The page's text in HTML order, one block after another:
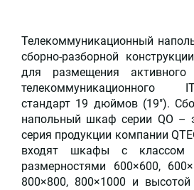
Телекоммуникационный
сборно-разборной
для размещения активного
телекоммуникационного IT-
стандарт 19 дюймов (19").
напольный шкаф серии QO –
серия продукции компании
входят шкафы с классом
размерностями 600×600,
800×800, 800×1000 и высотой